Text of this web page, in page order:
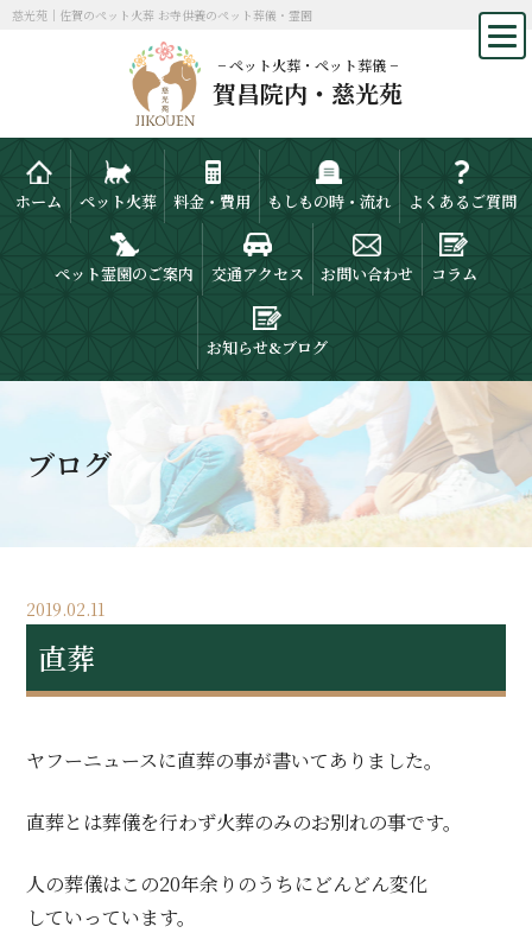
慈光苑｜佐賀のペット火葬 お寺供養のペット葬儀・霊園
− ペット火葬・ペット葬儀 −
賀昌院内・慈光苑
ホーム ペット火葬 料金・費用 もしもの時・流れ よくあるご質問
ペット霊園のご案内 交通アクセス お問い合わせ コラム
お知らせ&ブログ
ブログ
2019.02.11
直葬
ヤフーニュースに直葬の事が書いてありました。
直葬とは葬儀を行わず火葬のみのお別れの事です。
人の葬儀はこの20年余りのうちにどんどん変化
していっています。